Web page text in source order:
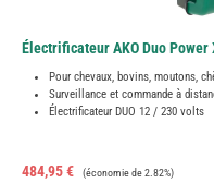
Électrificateur AKO Duo Power
Pour chevaux, bovins, moutons,
Surveillance et commande à
Électrificateur DUO 12 / 230 volts
Prix de vente :
484,95 € Prix régulier :
(économie de 2.82%)